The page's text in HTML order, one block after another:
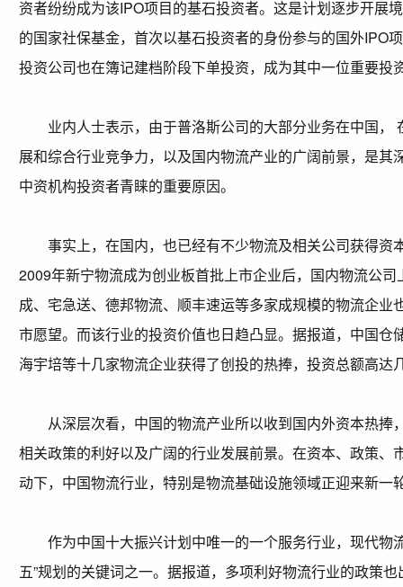
资者纷纷成为该IPO项目的基石投资者。这是计划逐步开展
的国家社保基金，首次以基石投资者的身份参与的国外IPO
投资公司也在簿记建档阶段下单投资，成为其中一位重要投
业内人士表示，由于普洛斯公司的大部分业务在中国，
展和综合行业竞争力，以及国内物流产业的广阔前景，是其
中资机构投资者青睐的重要原因。
事实上，在国内，也已经有不少物流及相关公司获得资
2009年新宁物流成为创业板首批上市企业后，国内物流公司
成、宅急送、德邦物流、顺丰速运等多家成规模的物流企业
市愿望。而该行业的投资价值也日趋凸显。据报道，中国仓
海宇培等十几家物流企业获得了创投的热捧，投资总额高达
从深层次看，中国的物流产业所以收到国内外资本热捧
相关政策的利好以及广阔的行业发展前景。在资本、政策、
动下，中国物流行业，特别是物流基础设施领域正迎来新一
作为中国十大振兴计划中唯一的一个服务行业，现代物
五”规划的关键词之一。据报道，多项利好物流行业的政策